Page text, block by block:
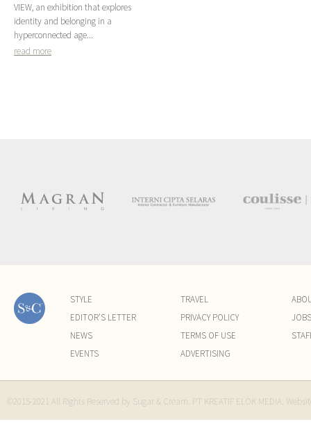
VIEW, an exhibition that explores
identity and belonging in a
hyperconnected age...
read more
STYLE
EDITOR'S LETTER
NEWS
EVENTS
TRAVEL
PRIVACY POLICY
TERMS OF USE
ADVERTISING
JOBS
©2015-2021 All Rights Reserved by Sugar & Cream. PT KREATIF ELOK MEDIA.